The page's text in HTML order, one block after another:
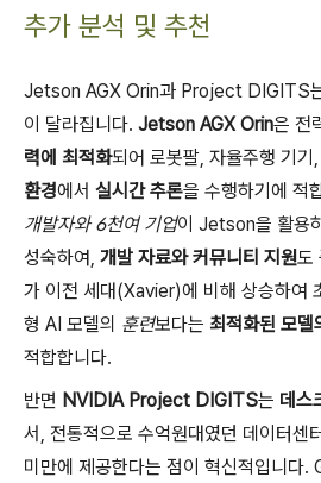
추가 분석 및 추천
Jetson AGX Orin과 Project DIGITS
이 달라집니다. Jetson AGX Orin은 전
력에 최적화되어 로봇팔, 자율주행 기기
환경에서 실시간 추론을 수행하기에 적
개발자와 6천여 기업이 Jetson을 활용
성숙하여, 개발 자료와 커뮤니티 지원도
가 이전 세대(Xavier)에 비해 상승하여
형 AI 모델의 훈련보다는 최적화된 모델
적합합니다.
반면 NVIDIA Project DIGITS는 데스
서, 전통적으로 수억원대였던 데이터센
미만에 제공한다는 점이 혁신적입니다